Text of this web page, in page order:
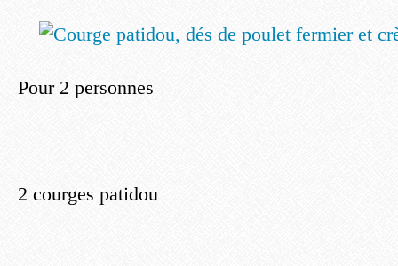
Pour 2 personnes
2 courges patidou